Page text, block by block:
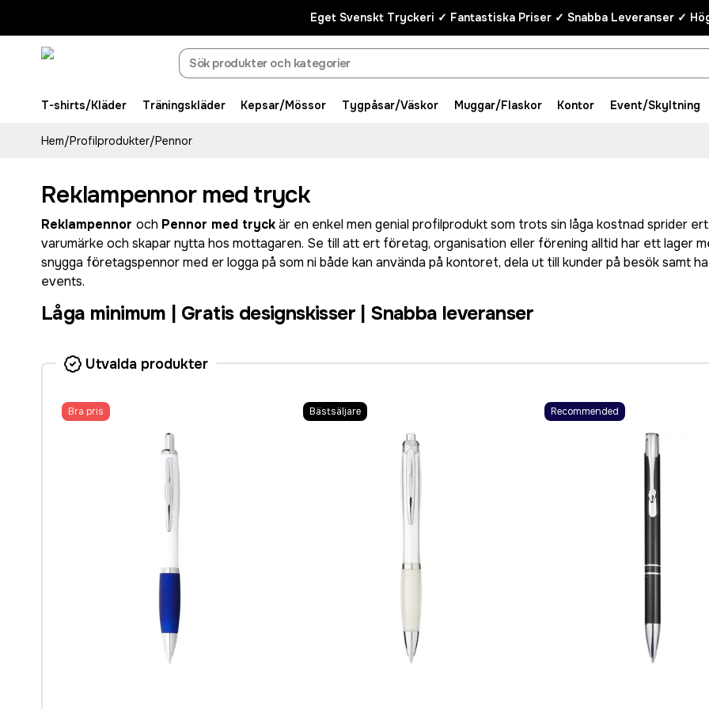
Eget Svenskt Tryckeri ✓ Fantastiska Priser ✓ Snabba Leveranser ✓
T-shirts/Kläder Träningskläder Kepsar/Mössor Tygpåsar/Väskor Muggar/Flaskor Kontor Event/Skyltning
Hem/Profilprodukter/Pennor
Reklampennor med tryck
Reklampennor och Pennor med tryckär en enkel men genial profilprodukt som trots sin låga kostnad sprider ert
varumärke och skapar nytta hos mottagaren. Se till att ert företag, organisation eller förening alltid har ett lager
snygga företagspennor med er logga på som ni både kan använda på kontoret, dela ut till kunder på besök samt
events.
Låga minimum | Gratis designskisser | Snabba leveranser
Utvalda produkter
Bra pris Bästsäljare Recommended